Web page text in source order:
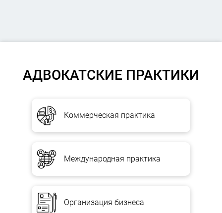
АДВОКАТСКИЕ ПРАКТИКИ
Коммерческая практика
Международная практика
Организация бизнеса